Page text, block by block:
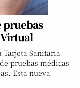
pruebas
Virtual
Tarjeta Sanitaria
pruebas médicas
Esta nueva